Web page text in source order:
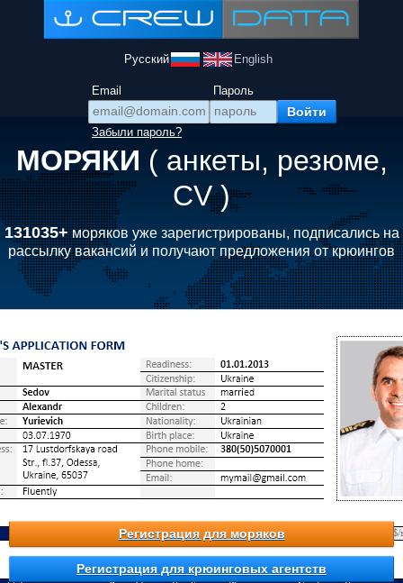
Русский English
Email Пароль
Забыли пароль?
МОРЯКИ ( анкеты, резюме,
CV )
131035+моряков уже зарегистрированы, подписались на
рассылку вакансий и получают предложения от крюингов
Регистрация для моряков
Регистрация для крюинговых агентств